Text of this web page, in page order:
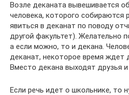
Возле деканата вывешивается
человека, которого собираются
явиться в деканат по поводу
другой факультет). Желательно
а если можно, то и декана.
деканат, некоторое время ждет
Вместо декана выходят друзья
Если речь идет о школьнике, то